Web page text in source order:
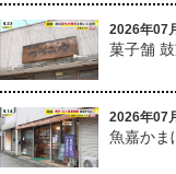
2026年07
菓子舗
2026年07
魚嘉かま